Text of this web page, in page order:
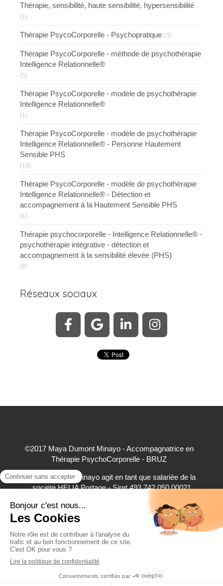
Thérapie, sensibilité, haute sensibilité, hypersensibilité
(1)
Thérapie PsycoCorporelle - Psychopratique (3)
Thérapie PsycoCorporelle - méthode de psychothérapie
Intelligence Relationnelle®
(5)
Thérapie PsycoCorporelle - modèle de psychothérapie
Intelligence Relationnelle®
(1)
Thérapie PsycoCorporelle - modèle de psychothérapie
Intelligence Relationnelle® - Personne Hautement
Sensible PHS
(18)
Thérapie PsycoCorporelle - modèle de psychothérapie
Intelligence Relationnelle® - Détection et
accompagnement à la Hautement Sensible PHS
(1)
Thérapie psychocorporelle - Intelligence Relationnelle® -
psychothérapie intégrative - détection et
accompagnement à la sensibilité élevée (PHS)
(8)
Réseaux sociaux
©2017 Maya Dumont Minayo - Accompagnatrice en
Thérapie PsychoCorporelle - BRUZ
Maya Dumont Minayo agit en tant que salariée de la
société HELIA Portage - Siret 493 742 050 00021
accepte à ce titre les règlements par carte bancaire,
virement bancaire et espèces
Création et référencement du site par Simplébo